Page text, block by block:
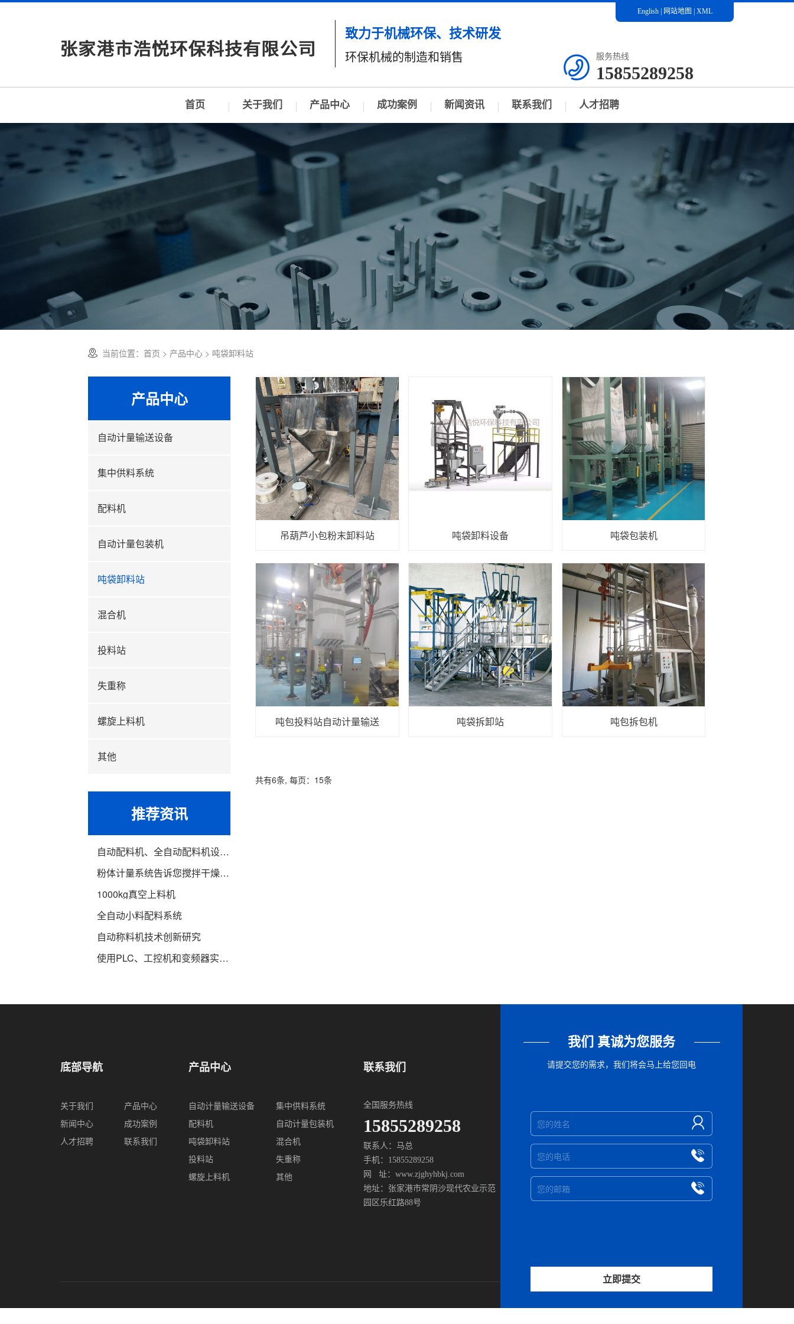
致力于机械环保、技术研发
环保机械的制造和销售
English| 网站地图 XML
服务热线
15855289258
首页 关于我们 产品中心 成功案例 新闻资讯 联系我们 人才招聘
当前位置：首页 > 产品中心 > 吨袋卸料站
产品中心
自动计量输送设备
集中供料系统
配料机
自动计量包装机
吨袋卸料站
混合机
投料站
失重称
螺旋上料机
其他
推荐资讯
自动配料机、全自动配料机设备介绍
粉体计量系统告诉您搅拌干燥机的介绍
1000kg真空上料机
全自动小料配料系统
自动称料机技术创新研究
使用PLC、工控机和变频器实现自动配料系统的设计运行
吊葫芦小包粉末卸料站 吨袋卸料设备 吨袋包装机
吨包投料站自动计量输送 吨袋拆卸站 吨包拆包机
共有6条, 每页：15条
底部导航
关于我们
产品中心
新闻中心
成功案例
人才招聘
联系我们
产品中心
自动计量输送设备
集中供料系统
配料机
自动计量包装机
吨袋卸料站
混合机
投料站
失重称
螺旋上料机
其他
联系我们
全国服务热线
15855289258
联系人：马总
手机：15855289258
网 址：www.zjghyhbkj.com
地址：张家港市常阴沙现代农业示范
园区乐红路88号
我们 真诚为您服务
请提交您的需求，我们将会马上给您回电